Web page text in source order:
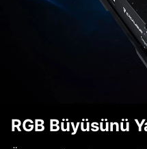
RGB Büyüsünü